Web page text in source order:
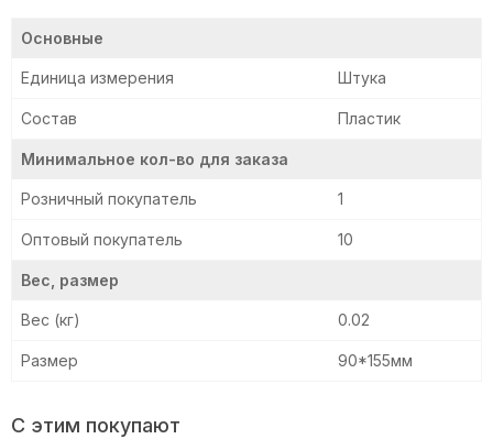
Основные
Единица измерения Штука
Состав Пластик
Минимальное кол-во для заказа
Розничный покупатель 1
Оптовый покупатель 10
Вес, размер
Вес (кг) 0.02
Размер 90*155мм
С этим покупают